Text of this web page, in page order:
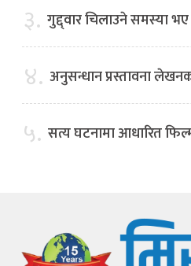
३. गुद्द्वार चिलाउने समस्या
४. अनुसन्धान प्रस्तावना
५. सत्य घटनामा आधारित फिल्म